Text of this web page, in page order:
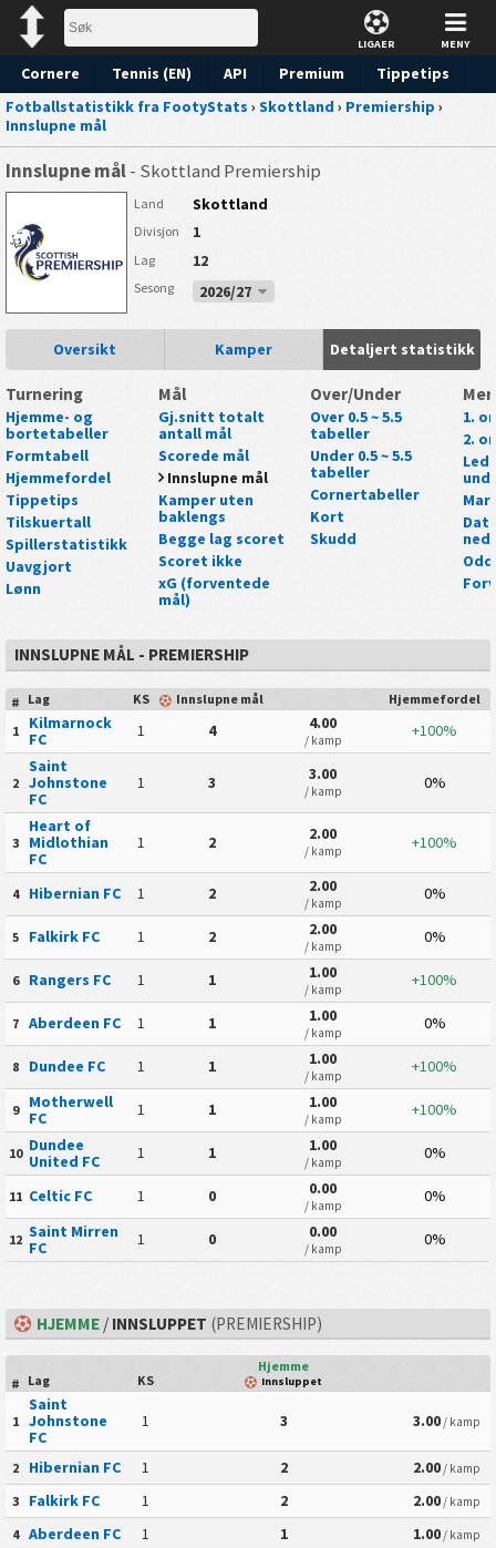
LIGAER MENY
Cornere Tennis (EN) API Premium
Tippetips
Fotballstatistikk fra FootyStats › Skottland › Premiership ›
Innslupne mål
Innslupne mål- Skottland Premiership
Land Skottland
Divisjon 1
Lag 12
Sesong 2026/27
Oversikt Kamper Detaljert statistikk
Turnering
Hjemme- og
bortetabeller
Formtabell
Hjemmefordel
Tippetips
Tilskuertall
Spillerstatistikk
Uavgjort
Lønn
Mål
Gj.snitt totalt
antall mål
Scorede mål
Innslupne mål
Kamper uten
baklengs
Begge lag scoret
Scoret ikke
xG (forventede
mål)
Over/Under
Over 0.5 ~ 5.5
tabeller
Under 0.5 ~ 5.5
tabeller
Cornertabeller
Kort
Skudd
Mer
1.
2.
INNSLUPNE MÅL - PREMIERSHIP
# Lag KS Innslupne mål
Hjemmefordel
1
Kilmarnock
FC
1 4 4.00
/ kamp +100%
2
Saint
Johnstone
FC
1 3 3.00
/ kamp 0%
3
Heart of
Midlothian
FC
1 2 2.00
/ kamp +100%
4 Hibernian FC 1 2 2.00
/ kamp 0%
5 Falkirk FC 1 2 2.00
/ kamp 0%
6 Rangers FC 1 1 1.00
/ kamp +100%
7 Aberdeen FC 1 1 1.00
/ kamp 0%
8 Dundee FC 1 1 1.00
/ kamp +100%
9
Motherwell
FC
1 1 1.00
/ kamp +100%
10 Dundee
United FC
1 1 1.00
/ kamp 0%
11 Celtic FC 1 0 0.00
/ kamp 0%
12 Saint Mirren
FC
1 0 0.00
/ kamp 0%
HJEMME /INNSLUPPET (PREMIERSHIP)
# Lag KS
Hjemme
Innsluppet
1
Saint
Johnstone
FC
1 3 3.00/ kamp
2 Hibernian FC 1 2 2.00/ kamp
3 Falkirk FC 1 2 2.00/ kamp
4 Aberdeen FC 1 1 1.00/ kamp